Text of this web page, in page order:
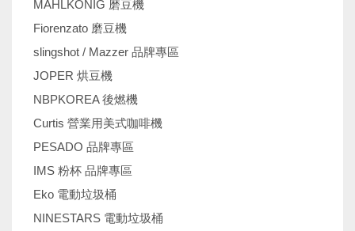
MAHLKONIG 磨豆機
Fiorenzato 磨豆機
slingshot / Mazzer 品牌專區
JOPER 烘豆機
NBPKOREA 後燃機
Curtis 營業用美式咖啡機
PESADO 品牌專區
IMS 粉杯 品牌專區
Eko 電動垃圾桶
NINESTARS 電動垃圾桶